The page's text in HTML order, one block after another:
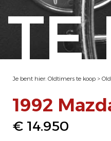
TE
Je bent hier: Oldtimers te koop >
1992
€ 14.950